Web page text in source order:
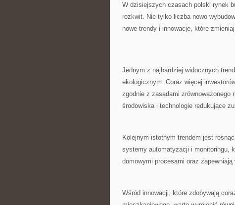
W dzisiejszych ⁣czasach polski rynek
rozkwit. Nie ⁣tylko liczba nowo
nowe trendy i innowacje, ⁤które
Jednym z​ najbardziej widocznych​
ekologicznym. Coraz więcej⁢
zgodnie z ‌zasadami⁣ zrównoważonego
środowiska i technologie redukujące​
Kolejnym istotnym​ trendem jest
⁤systemy automatyzacji i monitoringu,
domowymi ⁢procesami ⁣oraz
Wśród innowacji, które zdobywają